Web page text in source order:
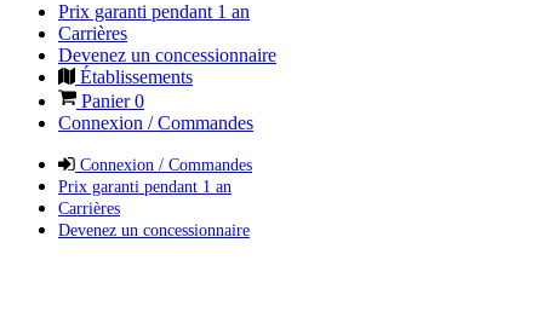
Prix garanti pendant 1 an
Carrières
Devenez un concessionnaire
Établissements
Panier0
Connexion / Commandes
Connexion / Commandes
Prix garanti pendant 1 an
Carrières
Devenez un concessionnaire